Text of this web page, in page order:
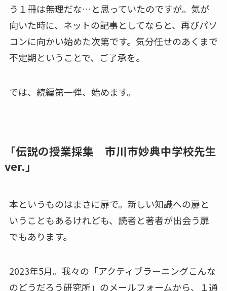
う１冊は無理だな…と思っていたのですが。気が
向いた時に、ネットの記事としてならと、再びパソ
コンに向かい始めた次第です。気分任せのあくまで
不定期ということで、ご了承を。
では、続編第一弾、始めます。
「伝説の授業採集 市川市妙典中学校先生
ver.」
本というものはまさに扉で。新しい知識への扉と
いうこともあるけれども、読者と著者が出会う扉
でもあります。
2023年5月。我々の「アクティブラーニングこんな
のどうだろう研究所」のメールフォームから、１通